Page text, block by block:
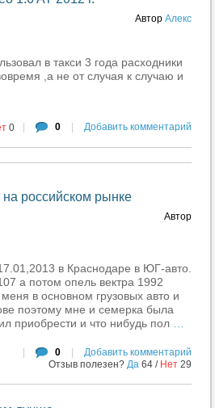
Автор Алекс
в такси 3 года расходники
,а не от случая к случаю и
0 Добавить комментарий
0
российском рынке
Автор
в Краснодаре в ЮГ-авто.
а потом опель вектра 1992
в основном грузовых авто и
поэтому мне и семерка была
приобрести и что нибудь пол
0
Добавить комментарий
Отзыв полезен? Да 64 / Нет 29